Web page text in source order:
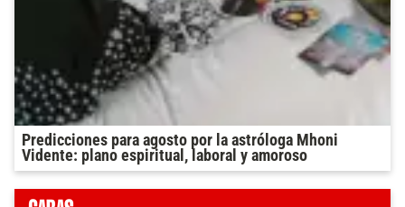
Predicciones para agosto por la astróloga Mhoni
Vidente: plano espiritual, laboral y amoroso